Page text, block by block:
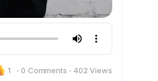
1 · 0 Comments · 402 Views